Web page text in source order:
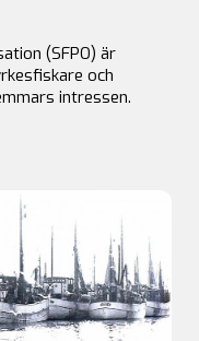
(SFPO) är
och
intressen.